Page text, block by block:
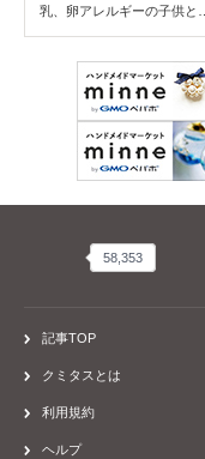
乳、卵アレルギーの子供と…
58,353
記事TOP
クミタスとは
利用規約
ヘルプ